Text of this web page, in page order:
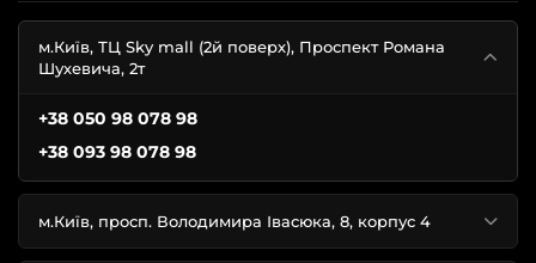
м.Київ, ТЦ Sky mall (2й поверх), Проспект Романа
Шухевича, 2т
+38 050 98 078 98
+38 093 98 078 98
м.Київ, просп. Володимира Івасюка, 8, корпус 4